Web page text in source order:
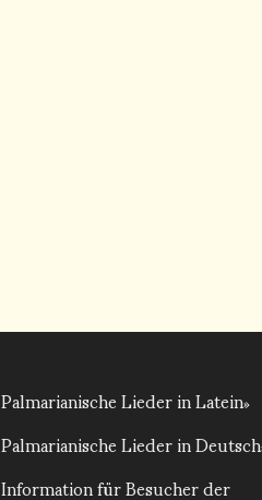
Palmarianische Lieder in Latein
Palmarianische Lieder in Deutsch
Information für Besucher der